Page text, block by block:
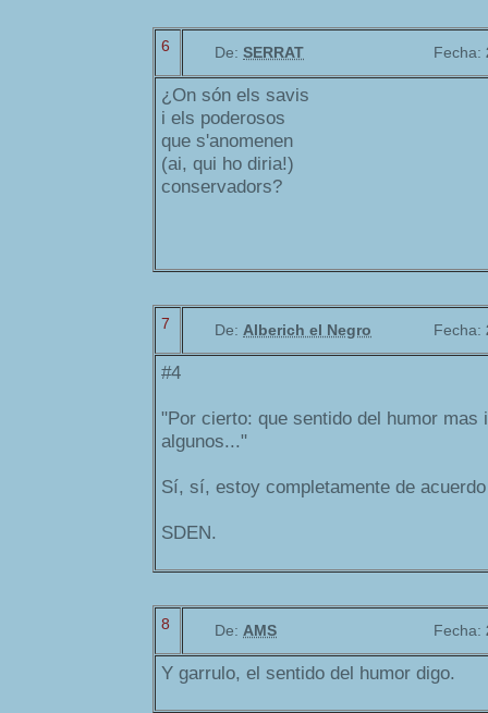
6 De: SERRAT Fecha:
¿On són els savis
i els poderosos
que s'anomenen
(ai, qui ho diria!)
conservadors?
7 De: Alberich el Negro Fecha:
#4
"Por cierto: que sentido del humor mas
algunos..."
Sí, sí, estoy completamente de
SDEN.
8 De: AMS Fecha:
Y garrulo, el sentido del humor digo.